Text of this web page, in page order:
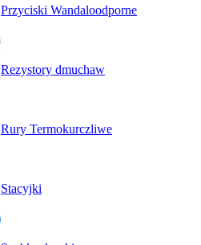
Przyciski Wandaloodporne
Rezystory dmuchaw
Rury Termokurczliwe
Stacyjki